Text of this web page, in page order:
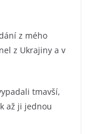
z mého
z Ukrajiny a v
tmavší,
až ji jednou